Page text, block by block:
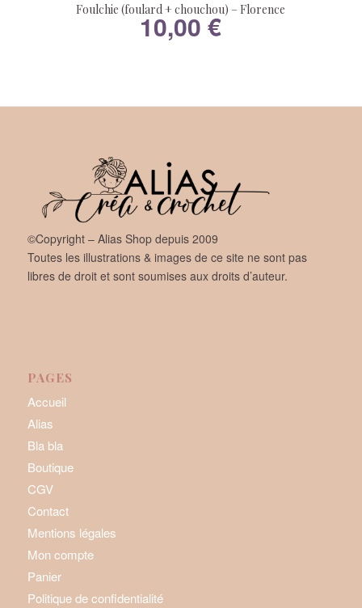
Foulchie (foulard + chouchou) – Florence
10,00€
©Copyright – Alias Shop depuis 2009
Toutes les illustrations & images de ce site ne sont pas
libres de droit et sont soumises aux droits d’auteur.
PAGES
Accueil
Alias
Bla bla
Boutique
CGV
Contact
Mentions légales
Mon compte
Panier
Politique de confidentialité